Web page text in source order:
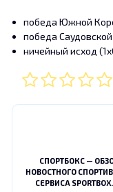
победа Южной
победа
ничейный исход
СПОРТБОКС —
НОВОСТНОГО
СЕРВИСА